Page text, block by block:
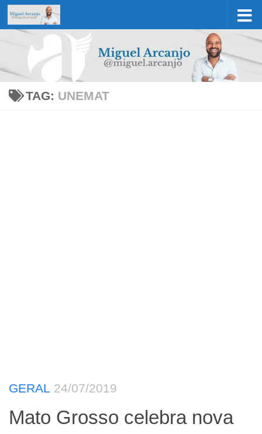
Skip to content
TAG: UNEMAT
GERAL 24/07/2019
Mato Grosso celebra nova